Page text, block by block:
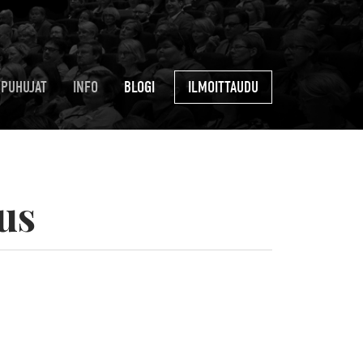
PUHUJAT INFO BLOGI ILMOITTAUDU